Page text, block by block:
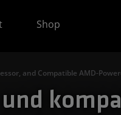
Shop
and Compatible AMD-